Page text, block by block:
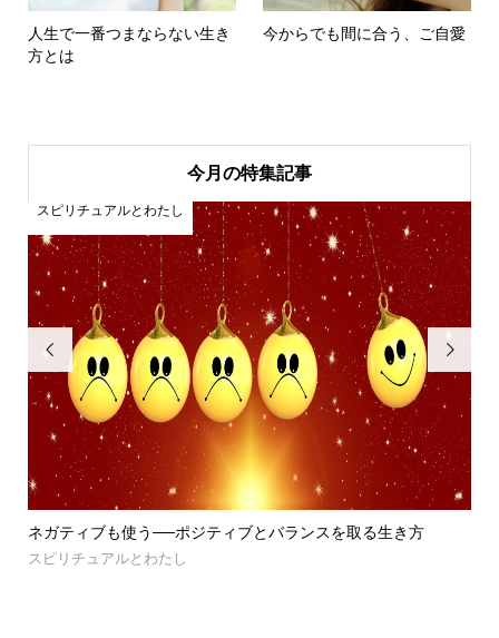
人生で一番つまならない生き
方とは
今からでも間に合う、ご自愛
今月の特集記事

ネガティブも使う──ポジティブとバランスを取る生き方
スピリチュアルとわたし
スピリチュアルとわたし
